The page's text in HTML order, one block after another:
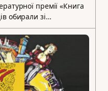
премії «Книга
обирали зі…